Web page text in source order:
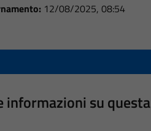
12/08/2025, 08:54
informazioni su questa